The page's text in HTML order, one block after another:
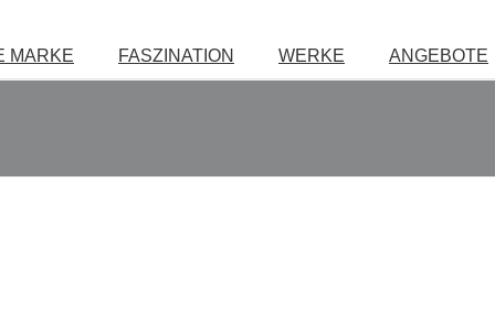
MARKE FASZINATION WERKE ANGEBOTE